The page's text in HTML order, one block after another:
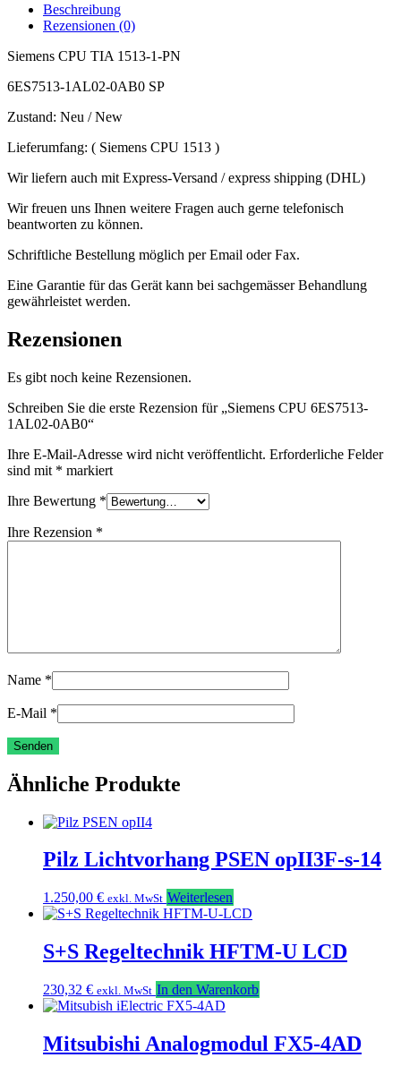
Beschreibung
Rezensionen (0)
Siemens CPU TIA 1513-1-PN
6ES7513-1AL02-0AB0 SP
Zustand: Neu / New
Lieferumfang: ( Siemens CPU 1513 )
Wir liefern auch mit Express-Versand / express shipping (DHL)
Wir freuen uns Ihnen weitere Fragen auch gerne telefonisch
beantworten zu können.
Schriftliche Bestellung möglich per Email oder Fax.
Eine Garantie für das Gerät kann bei sachgemässer Behandlung
gewährleistet werden.
Rezensionen
Es gibt noch keine Rezensionen.
Schreiben Sie die erste Rezension für „Siemens CPU 6ES7513-
1AL02-0AB0“
Ihre E-Mail-Adresse wird nicht veröffentlicht. Erforderliche Felder
sind mit * markiert
Ihre Bewertung *
Ihre Rezension *
Name *
E-Mail *
Ähnliche Produkte
Pilz Lichtvorhang PSEN opII3F-s-14
1.250,00 € exkl. MwSt Weiterlesen
S+S Regeltechnik HFTM-U LCD
230,32 € exkl. MwSt In den Warenkorb
Mitsubishi Analogmodul FX5-4AD